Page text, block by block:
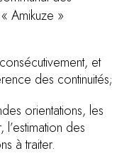
Amikuze »
et
des continuités;
orientations, les
des
à traiter.